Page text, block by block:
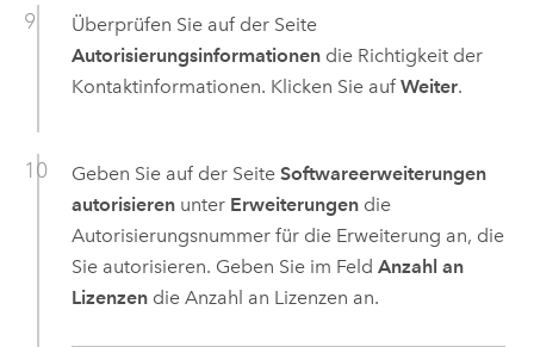
Überprüfen Sie auf der Seite
Autorisierungsinformationendie Richtigkeit der
Kontaktinformationen. Klicken Sie auf Weiter.
Geben Sie auf der Seite Softwareerweiterungen
autorisierenunter Erweiterungendie
Autorisierungsnummer für die Erweiterung an, die
Sie autorisieren. Geben Sie im Feld Anzahl an
Lizenzendie Anzahl an Lizenzen an.